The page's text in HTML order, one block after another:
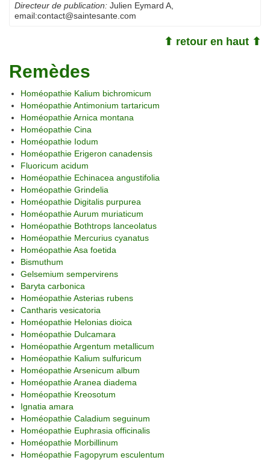
Directeur de publication: Julien Eymard A
email:contact@saintesante.com
⬆ retour en haut ⬆
Remèdes
Homéopathie Kalium bichromicum
Homéopathie Antimonium tartaricum
Homéopathie Arnica montana
Homéopathie Cina
Homéopathie Iodum
Homéopathie Erigeron canadensis
Fluoricum acidum
Homéopathie Echinacea angustifolia
Homéopathie Grindelia
Homéopathie Digitalis purpurea
Homéopathie Aurum muriaticum
Homéopathie Bothtrops lanceolatus
Homéopathie Mercurius cyanatus
Homéopathie Asa foetida
Bismuthum
Gelsemium sempervirens
Baryta carbonica
Homéopathie Asterias rubens
Cantharis vesicatoria
Homéopathie Helonias dioica
Homéopathie Dulcamara
Homéopathie Argentum metallicum
Homéopathie Kalium sulfuricum
Homéopathie Arsenicum album
Homéopathie Aranea diadema
Homéopathie Kreosotum
Ignatia amara
Homéopathie Caladium seguinum
Homéopathie Euphrasia officinalis
Homéopathie Morbillinum
Homéopathie Fagopyrum esculentum